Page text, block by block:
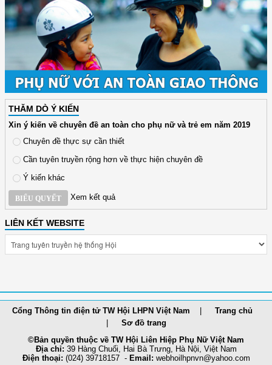
THĂM DÒ Ý KIẾN
Xin ý kiến về chuyên đề an toàn cho phụ nữ và trẻ em năm 2019
Chuyên đề thực sự cần thiết
Cần tuyên truyền rộng hơn về thực hiện chuyên đề
Ý kiến khác
BIỂU QUYẾT Xem kết quả
LIÊN KẾT WEBSITE
Cổng Thông tin điện tử TW Hội LHPN Việt Nam
Trang chủ
Sơ đồ trang
©Bản quyền thuộc về TW Hội Liên Hiệp Phụ Nữ Việt Nam
Địa chỉ: 39 Hàng Chuối, Hai Bà Trưng, Hà Nội, Việt Nam
Điện thoại: (024) 39718157 - Email: webhoilhpnvn@yahoo.com